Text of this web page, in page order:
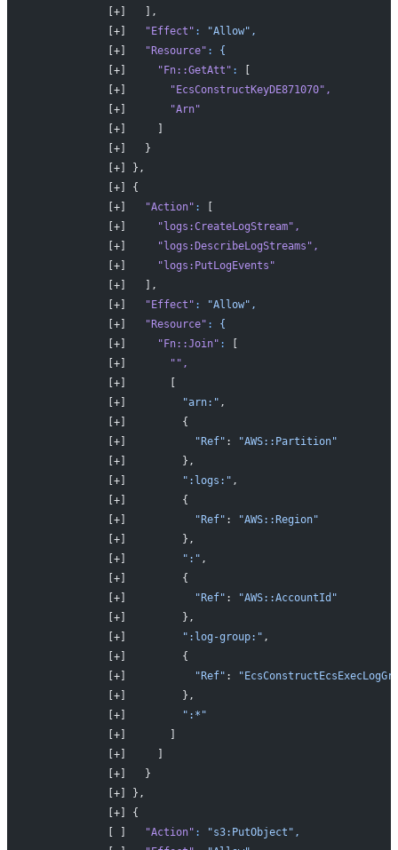
            [+]   ],
            [+]
"Effect" :
"Allow",
            [+]
"Resource" :
{
            [+]
"Fn::GetAtt" :
            [+]
"EcsConstructKeyDE871070" ,
            [+]
"Arn"
            [+]     ]
            [+]   }
            [+] },
            [+] {
            [+]
"Action" :
            [+]
"logs:CreateLogStream" ,
            [+]
"logs:DescribeLogStreams" ,
            [+]
"logs:PutLogEvents"
            [+]   ],
            [+]
"Effect" :
"Allow",
            [+]
"Resource" :
{
            [+]
"Fn::Join" :
            [+]
"" ,
            [+]       [
            [+]
"arn:" ,
            [+]         {
            [+]
"Ref" :
"AWS::Partition"
            [+]         },
            [+]
":logs:" ,
            [+]         {
            [+]
"Ref" :
"AWS::Region"
            [+]         },
            [+]
":" ,
            [+]         {
            [+]
"Ref" :
"AWS::AccountId"
            [+]         },
            [+]
":log-group:" ,
            [+]         {
            [+]
"Ref" :
            [+]         },
            [+]
":*"
            [+]       ]
            [+]     ]
            [+]   }
            [+] },
            [+] {
"Action" :
"s3:PutObject",